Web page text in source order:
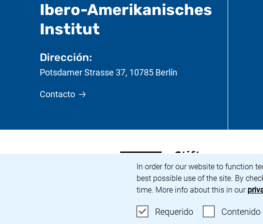
In order for our website to function
best possible use of the site. By
time. More info about this in our
RequeridoAceptar cookies
Contenido
Ibero-Amerikanisches
Institut- Información útil
Dirección:
Potsdamer Strasse 37, 10785 Berlín
Contacto
<span lang="de">Stiftung
(enlace externo, abre una nueva